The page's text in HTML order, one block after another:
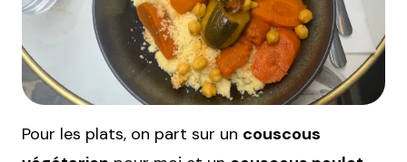
Pour les plats, on part sur un couscous